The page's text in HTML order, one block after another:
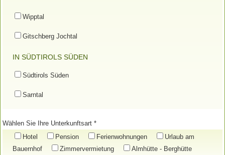
Wipptal
Gitschberg Jochtal
IN SÜDTIROLS SÜDEN
Südtirols Süden
Sarntal
Wählen Sie Ihre Unterkunftsart *
Hotel
Pension Ferienwohnungen
Urlaub am
Bauernhof
Zimmervermietung Almhütte - Berghütte